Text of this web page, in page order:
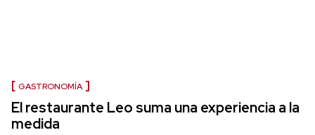
GASTRONOMÍA
El restaurante Leo suma una experiencia a la
medida